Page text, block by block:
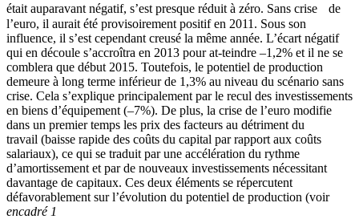
était auparavant négatif, s’est presque réduit à zéro. Sans crise de
l’euro, il aurait été provisoirement positif en 2011. Sous son
influence, il s’est cependant creusé la même année. L’écart négatif
qui en découle s’accroîtra en 2013 pour at-teindre –1,2% et il ne se
comblera que début 2015. Toutefois, le potentiel de production
demeure à long terme inférieur de 1,3% au niveau du scénario sans
crise. Cela s’explique principalement par le recul des investissements
en biens d’équipement (–7%). De plus, la crise de l’euro modifie
dans un premier temps les prix des facteurs au détriment du
travail (baisse rapide des coûts du capital par rapport aux coûts
salariaux), ce qui se tra­duit par une accélération du rythme
d’amortissement et par de nouveaux investissements nécessitant
davantage de capitaux. Ces deux éléments se répercutent
défavorablement sur l’évolution du potentiel de production (voir
encadré 1